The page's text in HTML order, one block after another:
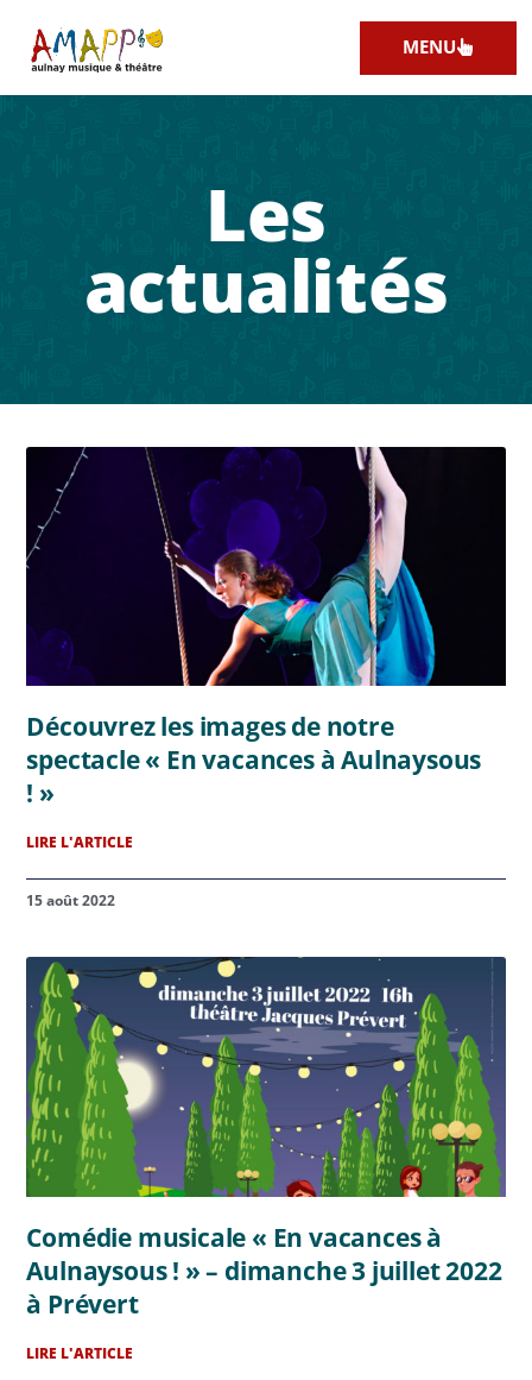
MENU
Les
actualités
Découvrez les images de notre
spectacle « En vacances à Aulnaysous
! »
LIRE L'ARTICLE
15 août 2022
Comédie musicale « En vacances à
Aulnaysous ! » – dimanche 3 juillet 2022
à Prévert
LIRE L'ARTICLE